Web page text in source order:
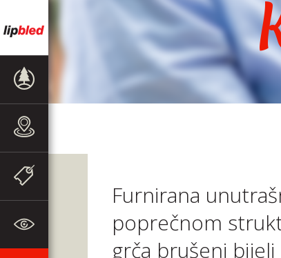
Furnirana
poprečnom
grča brušeni bijeli